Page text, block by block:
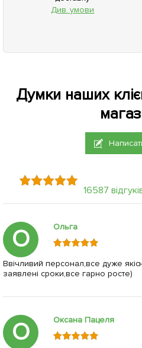
Див. умови
Думки наших
16587
О Ольга
Ввічливий персонал,все дуже
заявлені сроки,все гарно росте)
О Оксана Пацеля